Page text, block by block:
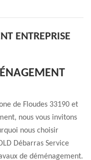
ENTREPRISE
de Floudes 33190 et
nous vous invitons
nous choisir
Débarras Service
de déménagement.